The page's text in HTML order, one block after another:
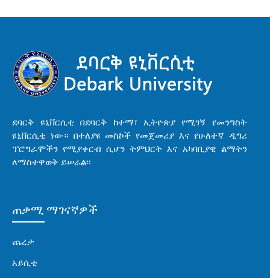
ደባርቅ ዩኒቨርሲቲ በደባርቅ ከተማ፣ ኢትዮጵያ የሚገኝ የመንግስት
ዩኒቨርሲቲ ነው። በተለያዩ መስኮች የመጀመሪያ እና የሁለተኛ ዲግሪ
ፕሮግራሞችን የሚያቀርብ ሲሆን ትምህርት እና አካባቢያዊ ልማትን
ለማስተዋወቅ ይሠራል፡፡
ጠቃሚ ማገናኛዎች
ጨረታ
አይሲቲ